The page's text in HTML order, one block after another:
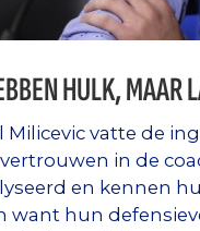
HULK, MAAR
Milicevic vatte de
in de
en kennen
want hun